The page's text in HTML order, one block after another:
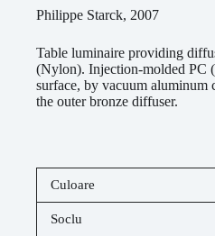
Philippe Starck, 2007
Table luminaire providing
(Nylon). Injection-molded PC
surface, by vacuum aluminum
the outer bronze diffuser.
Culoare
Soclu